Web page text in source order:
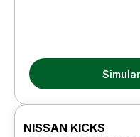
NISSAN KICKS